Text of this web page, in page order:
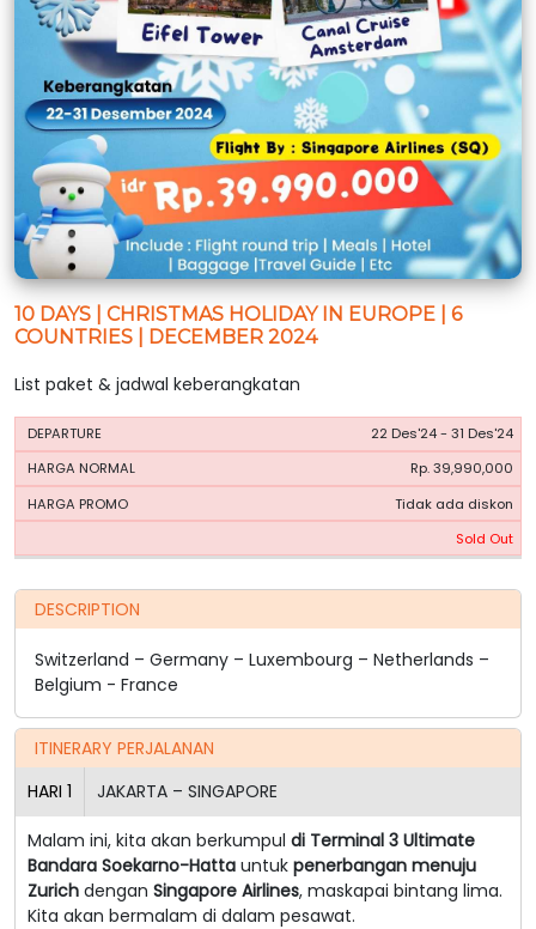
10 DAYS | CHRISTMAS HOLIDAY IN EUROPE | 6
COUNTRIES | DECEMBER 2024
List paket & jadwal keberangkatan
PERIODE
HARGA
22 Des'24 - 31 Des'24
Rp. 39,990,000
Tidak ada diskon
Sold Out
DESCRIPTION
Switzerland – Germany – Luxembourg – Netherlands –
Belgium - France
ITINERARY PERJALANAN
HARI 1 JAKARTA – SINGAPORE
Malam ini, kita akan berkumpul di Terminal 3 Ultimate
Bandara Soekarno-Hatta untuk penerbangan menuju
Zurich dengan Singapore Airlines, maskapai bintang lima.
Kita akan bermalam di dalam pesawat.